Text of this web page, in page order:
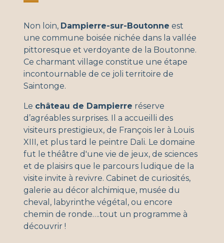
Non loin, Dampierre-sur-Boutonne est
une commune boisée nichée dans la vallée
pittoresque et verdoyante de la Boutonne.
Ce charmant village constitue une étape
incontournable de ce joli territoire de
Saintonge.
Le château de Dampierre réserve
d’agréables surprises. Il a accueilli des
visiteurs prestigieux, de François Ier à Louis
XIII, et plus tard le peintre Dali. Le domaine
fut le théâtre d'une vie de jeux, de sciences
et de plaisirs que le parcours ludique de la
visite invite à revivre. Cabinet de curiosités,
galerie au décor alchimique, musée du
cheval, labyrinthe végétal, ou encore
chemin de ronde….tout un programme à
découvrir !